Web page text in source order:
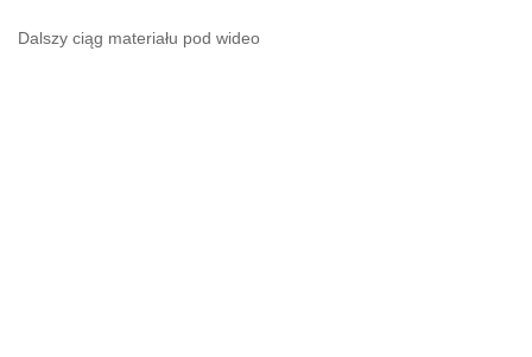
Dalszy ciąg materiału pod wideo